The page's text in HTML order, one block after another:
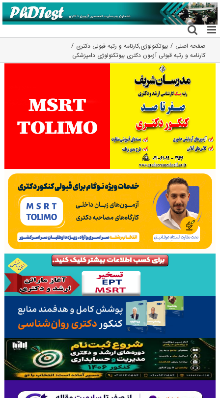
رفتن
به
محتوا
صفحه اصلی بیوتکنولوژی,کارنامه و رتبه قبولی دکتری
کارنامه و رتبه قبولی آزمون دکتری ﺑﻴﻮﺗﻜﻨﻮﻟﻮژی دامپزشکی